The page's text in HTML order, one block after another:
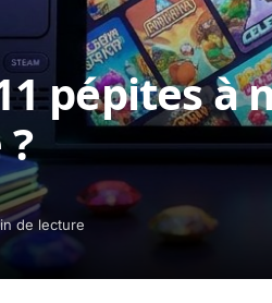
pépites à
de lecture